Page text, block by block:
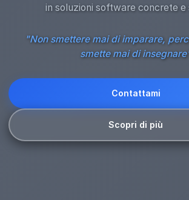
in soluzioni software concrete e
"Non smettere mai di imparare,
smette mai di
Contattami
Scopri di più